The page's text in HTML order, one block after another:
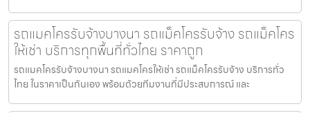
รถแมคโครรับจ้างบางนา รถแม็คโครรับจ้าง รถแม็คโคร
ให้เช่า บริการทุกพื้นที่ทั่วไทย ราคาถูก
รถแมคโครรับจ้างบางนา รถแมคโครให้เช่า รถแม็คโครรับจ้าง บริการทั่ว
ไทย ในราคาเป็นกันเอง พร้อมด้วยทีมงานที่มีประสบการณ์ และ